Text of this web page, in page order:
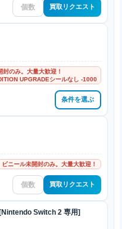
買取リクエスト
封のみ。大量大歓迎！
UPGRADEシールなし -1000
条件を選ぶ
ビニール未開封のみ。大量大歓迎！
買取リクエスト
Switch 2 専用]